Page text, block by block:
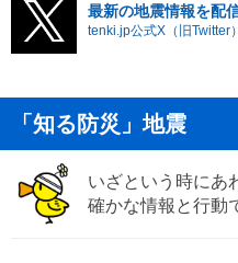
最新の地震情報を配
tenki.jp公式X（旧Twitter
「知る防災」地震
いざという時にあ
確かな情報と行動